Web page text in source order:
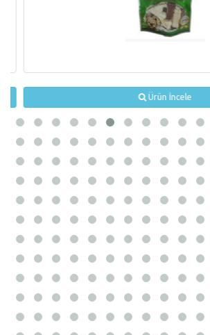
Ürün İncele